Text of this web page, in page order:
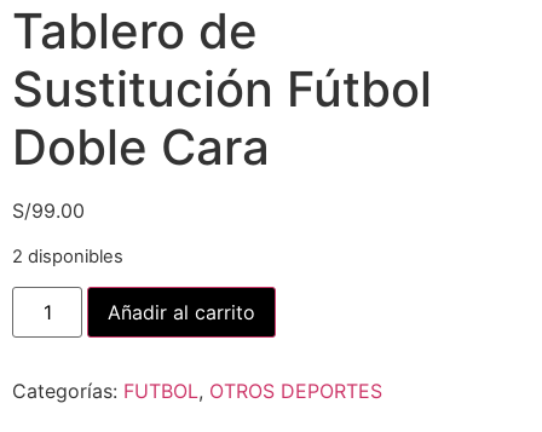
Tablero de
Sustitución Fútbol
Doble Cara
S/99.00
2 disponibles
Añadir al carrito
Categorías: FUTBOL, OTROS DEPORTES